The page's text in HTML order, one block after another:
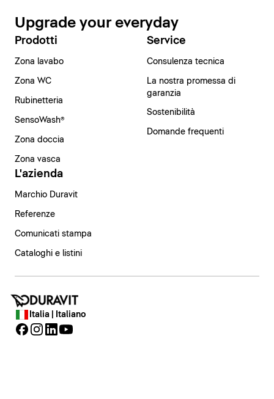
Upgrade your everyday
Prodotti
Zona lavabo
Zona WC
Rubinetteria
SensoWash®
Zona doccia
Zona vasca
Service
Consulenza tecnica
La nostra promessa di
garanzia
Sostenibilità
Domande frequenti
L'azienda
Marchio Duravit
Referenze
Comunicati stampa
Cataloghi e listini
Italia | Italiano